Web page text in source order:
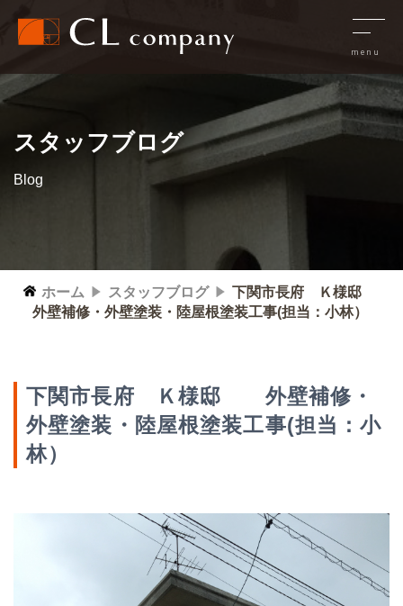
スタッフブログ
Blog
ホーム スタッフブログ
下関市長府 Ｋ様邸
外壁補修・外壁塗装・陸屋根塗装工事(担当：小林）
下関市長府 Ｋ様邸 外壁補修・
外壁塗装・陸屋根塗装工事(担当：小
林）